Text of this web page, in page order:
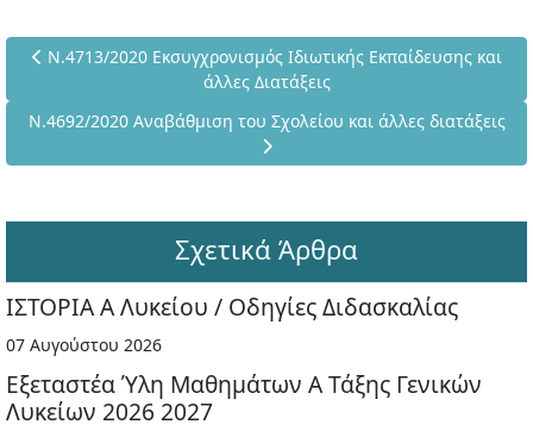
Προηγούμενο άρθρο: Ν.4713/2020 Εκσυγχρονισμός Ιδιωτικής
Ν.4713/2020 Εκσυγχρονισμός Ιδιωτικής Εκπαίδευσης και
άλλες Διατάξεις
Επόμενο άρθρο: Ν.4692/2020 Αναβάθμιση του Σχολείου και
Ν.4692/2020 Αναβάθμιση του Σχολείου και άλλες διατάξεις
Σχετικά Άρθρα
ΙΣΤΟΡΙΑ Α Λυκείου / Οδηγίες Διδασκαλίας
07 Αυγούστου 2026
Εξεταστέα Ύλη Μαθημάτων Α Τάξης Γενικών
Λυκείων 2026 2027